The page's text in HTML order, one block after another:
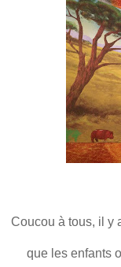
Coucou à tous, il y
que les enfants